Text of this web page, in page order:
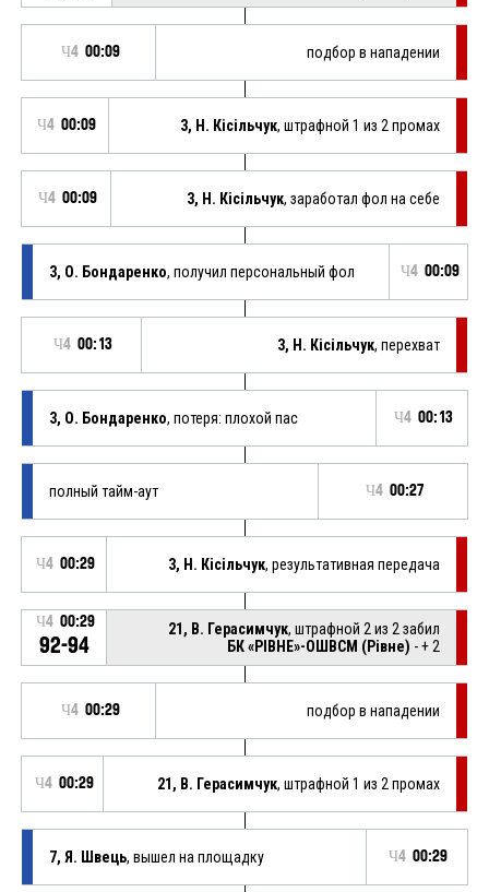
Ч4 00:09 подбор в нападении
Ч4 00:09 3, Н. Кісільчук, штрафной 1 из 2 промах
Ч4 00:09 3, Н. Кісільчук, заработал фол на себе
3, О. Бондаренко, получил персональный фол Ч4 00:09
Ч4 00:13 3, Н. Кісільчук, перехват
3, О. Бондаренко, потеря: плохой пас Ч4 00:13
полный тайм-аут Ч4 00:27
Ч4 00:29 3, Н. Кісільчук, результативная передача
Ч4 00:29
92-94
21, В. Герасимчук, штрафной 2 из 2 забил
БК «РІВНЕ»-ОШВСМ (Рівне) - + 2
Ч4 00:29 подбор в нападении
Ч4 00:29 21, В. Герасимчук, штрафной 1 из 2 промах
7, Я. Швець, вышел на площадку Ч4 00:29